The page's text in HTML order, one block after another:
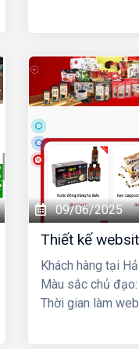
09/06/2025
Thiết kế
Khách hàng tại
Màu sắc chủ
Thời gian làm